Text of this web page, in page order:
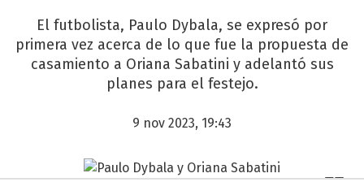
El futbolista, Paulo Dybala, se expresó por
primera vez acerca de lo que fue la propuesta de
casamiento a Oriana Sabatini y adelantó sus
planes para el festejo.
9 nov 2023, 19:43